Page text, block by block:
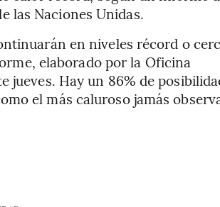
las Naciones Unidas.
en niveles récord o
elaborado por la Oficina
jueves. Hay un 86% de
el más caluroso jamás